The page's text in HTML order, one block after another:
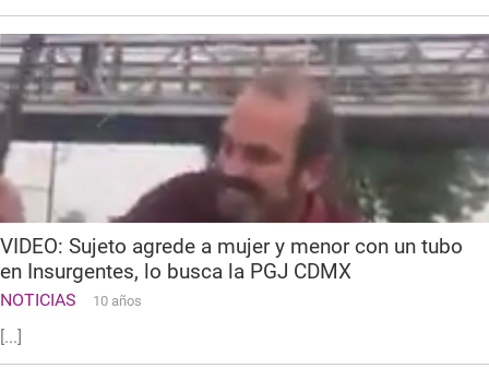
VIDEO: Sujeto agrede a mujer y menor con un tubo
en Insurgentes, lo busca la PGJ CDMX
NOTICIAS 10 años
[...]